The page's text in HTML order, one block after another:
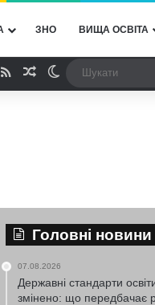
ЗНО ВИЩА ОСВІТА
RSSВипадкова стаття
Switch skin
Головні новини
07.08.2026
Державні стандарти
змінено: що передбачає